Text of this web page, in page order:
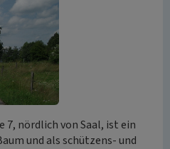
7, nördlich von Saal, ist ein
und als schützens- und